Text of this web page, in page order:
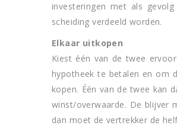
investeringen met als
scheiding verdeeld worden.
Elkaar uitkopen
Kiest één van de twee
hypotheek te betalen en om
kopen. Één van de twee kan
winst/overwaarde. De blijver
dan moet de vertrekker de